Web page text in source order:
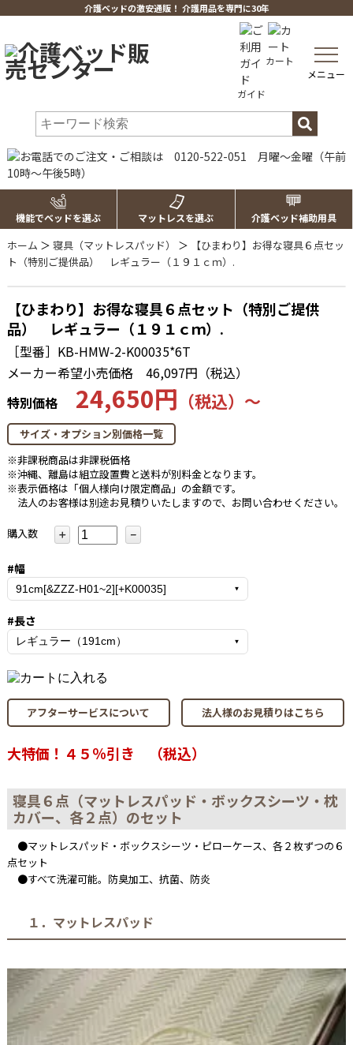
介護ベッドの激安通販！ 介護用品を専門に30年
ガイド
カート
toggle
メニュー
機能でベッドを選ぶ マットレスを選ぶ 介護ベッド補助用具
ホーム ＞ 寝具（マットレスパッド） ＞
【ひまわり】お得な寝具６点セッ
ト（特別ご提供品） レギュラー（１９１ｃｍ）.
【ひまわり】お得な寝具６点セット（特別ご提供
品） レギュラー（１９１ｃｍ）.
［型番］KB-HMW-2-K00035*6T
メーカー希望小売価格
46,097円（税込）
特別価格
24,650円 （税込）～
サイズ・オプション別価格一覧
※非課税商品は非課税価格
※沖縄、離島は組立設置費と送料が別料金となります。
※表示価格は「個人様向け限定商品」の金額です。
法人のお客様は別途お見積りいたしますので、お問い合わせください。
購入数 ＋ －
#幅
#長さ
アフターサービスについて 法人様のお見積りはこちら
大特価！４５％引き （税込）
寝具６点（マットレスパッド・ボックスシーツ・枕
カバー、各２点）のセット
●マットレスパッド・ボックスシーツ・ピローケース、各２枚ずつの６
点セット
●すべて洗濯可能。防臭加工、抗菌、防炎
１．マットレスパッド